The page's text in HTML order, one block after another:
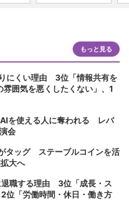
もっと見る
にくい理由 3位「情報共有を
囲気を悪くしたくない」、1
を使える人に奪われる レバ
会
タッグ ステーブルコインを活
大へ
退職する理由 3位「成長・ス
位「労働時間・休日・働き方